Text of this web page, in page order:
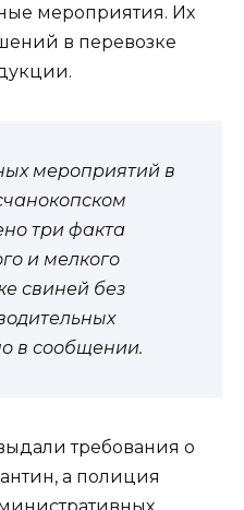
мероприятия. Их
в перевозке
мероприятий в
три факта
и мелкого
свиней без
в сообщении.
требования о
а полиция